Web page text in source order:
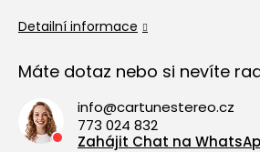
Detailní informace
Máte dotaz nebo si nevíte
info@cartunestereo.cz
773 024 832
Zahájit Chat na